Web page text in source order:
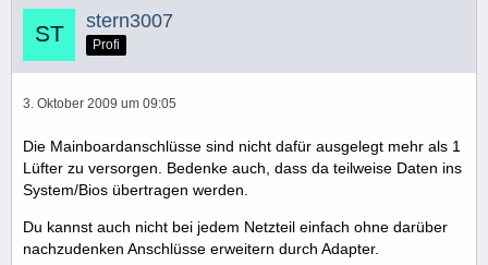
stern3007
Profi
3. Oktober 2009 um 09:05
Die Mainboardanschlüsse sind nicht dafür ausgelegt mehr als 1
Lüfter zu versorgen. Bedenke auch, dass da teilweise Daten ins
System/Bios übertragen werden.
Du kannst auch nicht bei jedem Netzteil einfach ohne darüber
nachzudenken Anschlüsse erweitern durch Adapter.